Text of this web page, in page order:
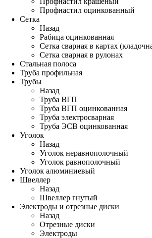
Профнастил оцинкованный
Сетка
Назад
Рабица оцинкованная
Сетка сварная в картах
Сетка сварная в рулонах
Стальная полоса
Труба профильная
Трубы
Назад
Труба ВГП
Труба ВГП оцинкованная
Труба электросварная
Труба ЭСВ оцинкованная
Уголок
Назад
Уголок неравнополочный
Уголок равнополочный
Уголок алюминиевый
Швеллер
Назад
Швеллер гнутый
Электроды и отрезные диски
Назад
Отрезные диски
Электроды